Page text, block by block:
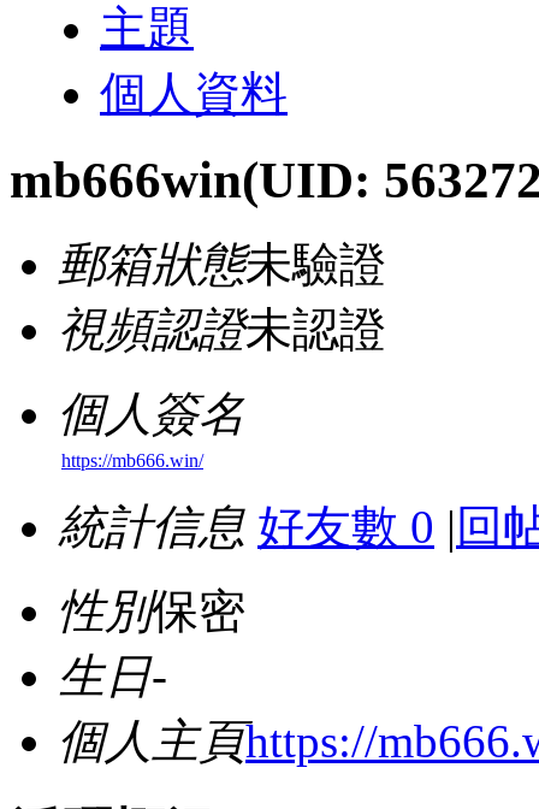
主題
個人資料
mb666win(UID:
郵箱狀態未驗證
視頻認證未認證
個人簽名
https://mb666.win/
統計信息 好友數 0 | 回
性別保密
生日-
個人主頁https://